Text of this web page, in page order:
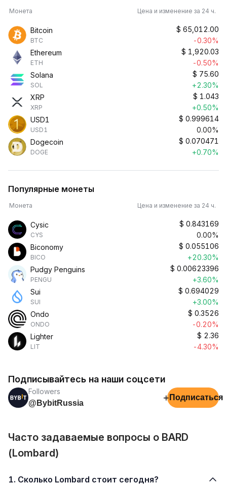
Монета Цена и изменение за 24 ч.
Bitcoin
BTC
$ 65,012.00
-0.30%
Ethereum
ETH
$ 1,920.03
-0.50%
Solana
SOL
$ 75.60
+2.30%
XRP
XRP
$ 1.043
+0.50%
USD1
USD1
$ 0.999614
0.00%
Dogecoin
DOGE
$ 0.070471
+0.70%
Популярные монеты
Монета Цена и изменение за 24 ч.
Cysic
CYS
$ 0.843169
0.00%
Biconomy
BICO
$ 0.055106
+20.30%
Pudgy Penguins
PENGU
$ 0.00623396
+3.60%
Sui
SUI
$ 0.694029
+3.00%
Ondo
ONDO
$ 0.3526
-0.20%
Lighter
LIT
$ 2.36
-4.30%
Подписывайтесь на наши соцсети
Followers
@BybitRussia
+ Подписаться
Часто задаваемые вопросы о BARD
(Lombard)
1. Сколько Lombard стоит сегодня?